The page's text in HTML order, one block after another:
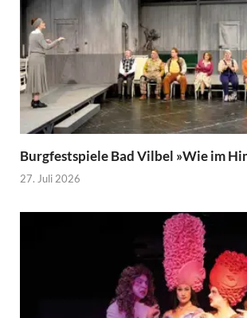
Burgfestspiele Bad Vilbel »Wie im
27. Juli 2026